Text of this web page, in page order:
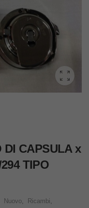
DI CAPSULA x
TIPO
Nuovo Ricambi